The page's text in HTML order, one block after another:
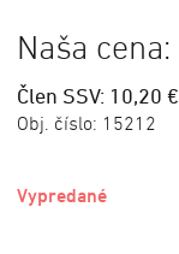
Naša cena:
Člen SSV: 10,20 €
Obj. číslo: 15212
Vypredané